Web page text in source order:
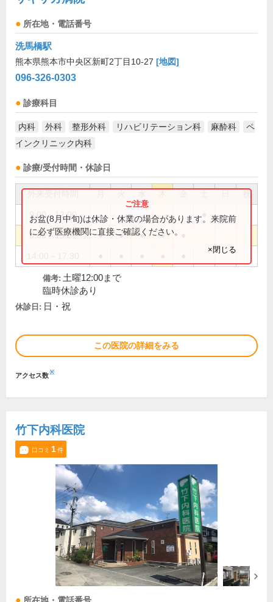
所在地・電話番号
洗馬橋駅
熊本県熊本市中央区新町2丁目10-27 [地図]
096-326-0303
診療科目
内科 外科 整形外科 リハビリテーション科 麻酔科
ペ
インクリニック内科
診療/受付時間・休診日
祝
9:00～12:00
9:00～13:00 ● ● ● ●
お盆(8月中旬)は休診・休業の場合があります。来院前
に必ず医療機関に直接ご確認ください。
×閉じる
備考: 土曜12:00まで
臨時休診あり
休診日: 日・祝
この医院の詳細をみる
アクセス数※
竹下内科医院
口コミ 1件